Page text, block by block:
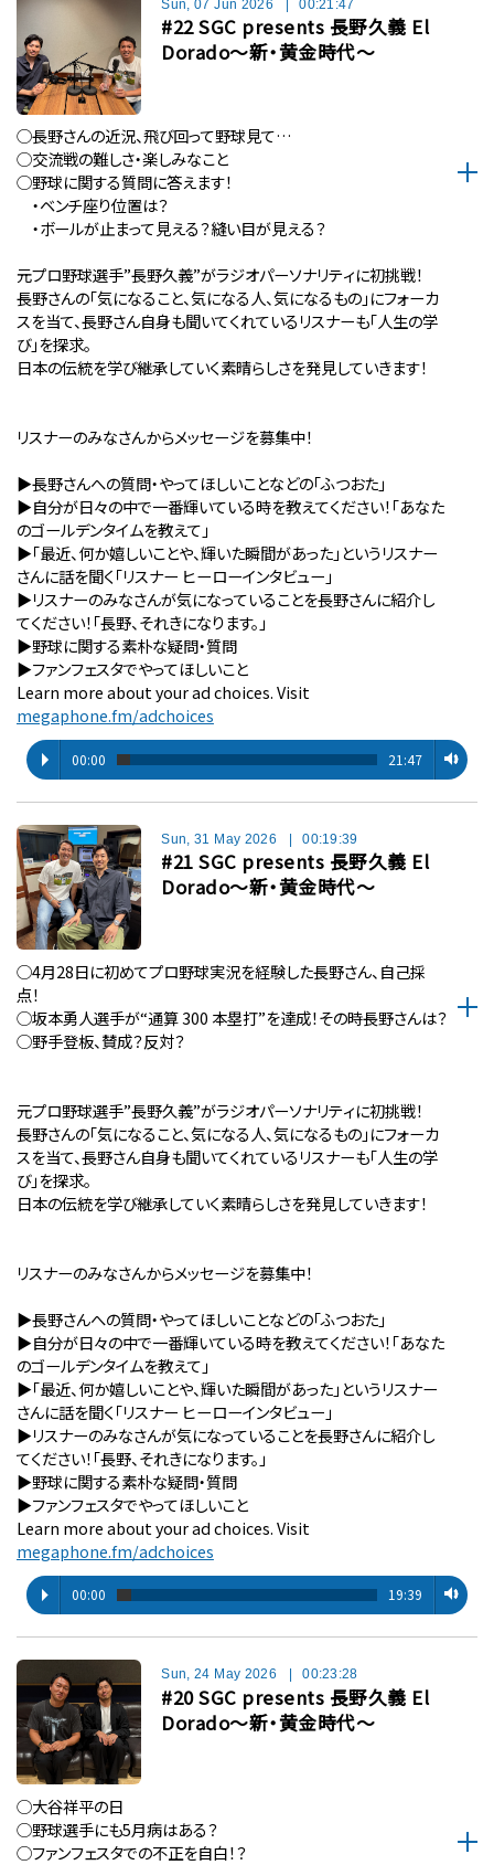
Sun, 07 Jun 2026 00:21:47
#22 SGC presents 長野久義 El
Dorado〜新・黄金時代〜
◯長野さんの近況、飛び回って野球見て…
◯交流戦の難しさ・楽しみなこと
◯野球に関する質問に答えます！
・ベンチ座り位置は？
・ボールが止まって見える？縫い目が見える？
元プロ野球選手”長野久義”がラジオパーソナリティに初挑戦！
長野さんの「気になること、気になる人、気になるもの」にフォーカ
スを当て、長野さん自身も聞いてくれているリスナーも「人生の学
び」を探求。
日本の伝統を学び継承していく素晴らしさを発見していきます！
リスナーのみなさんからメッセージを募集中！
▶︎長野さんへの質問・やってほしいことなどの「ふつおた」
▶︎自分が⽇々の中で⼀番輝いている時を教えてください！「あなた
のゴールデンタイムを教えて」
▶︎「最近、何か嬉しいことや、輝いた瞬間があった」というリスナー
さんに話を聞く「リスナー ヒーローインタビュー」
▶︎リスナーのみなさんが気になっていることを長野さんに紹介し
てください！「長野、それきになります。」
▶︎野球に関する素朴な疑問・質問
▶︎ファンフェスタでやってほしいこと
Learn more about your ad choices. Visit
megaphone.fm/adchoices
00:00 21:47
Sun, 31 May 2026 00:19:39
#21 SGC presents 長野久義 El
Dorado〜新・黄金時代〜
◯4⽉28⽇に初めてプロ野球実況を経験した長野さん、自己採
点！
◯坂本勇⼈選⼿が“通算 300 本塁打”を達成！その時長野さんは？
◯野手登板、賛成？反対？
元プロ野球選手”長野久義”がラジオパーソナリティに初挑戦！
長野さんの「気になること、気になる人、気になるもの」にフォーカ
スを当て、長野さん自身も聞いてくれているリスナーも「人生の学
び」を探求。
日本の伝統を学び継承していく素晴らしさを発見していきます！
リスナーのみなさんからメッセージを募集中！
▶︎長野さんへの質問・やってほしいことなどの「ふつおた」
▶︎自分が⽇々の中で⼀番輝いている時を教えてください！「あなた
のゴールデンタイムを教えて」
▶︎「最近、何か嬉しいことや、輝いた瞬間があった」というリスナー
さんに話を聞く「リスナー ヒーローインタビュー」
▶︎リスナーのみなさんが気になっていることを長野さんに紹介し
てください！「長野、それきになります。」
▶︎野球に関する素朴な疑問・質問
▶︎ファンフェスタでやってほしいこと
Learn more about your ad choices. Visit
megaphone.fm/adchoices
00:00 19:39
Sun, 24 May 2026 00:23:28
#20 SGC presents 長野久義 El
Dorado〜新・黄金時代〜
◯大谷祥平の日
◯野球選手にも5月病はある？
◯ファンフェスタでの不正を自白！？